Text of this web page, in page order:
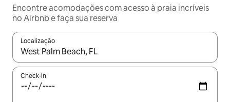
Encontre acomodações com acesso à praia incríveis
no Airbnb e faça sua reserva
Localização
Quando os resultados estiverem disponíveis, explore-os
Check-in